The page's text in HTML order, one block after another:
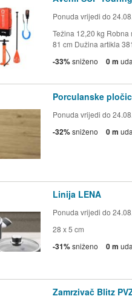
Ponuda vrijedi do
Težina 12,20 kg Robna
81 cm Dužina artikla
-33%sniženo 0 m
Porculanske
Ponuda vrijedi do
-32%sniženo 0 m
Linija LENA
Ponuda vrijedi do
28 x 5 cm
-31%sniženo 0 m
Zamrzivač Blitz